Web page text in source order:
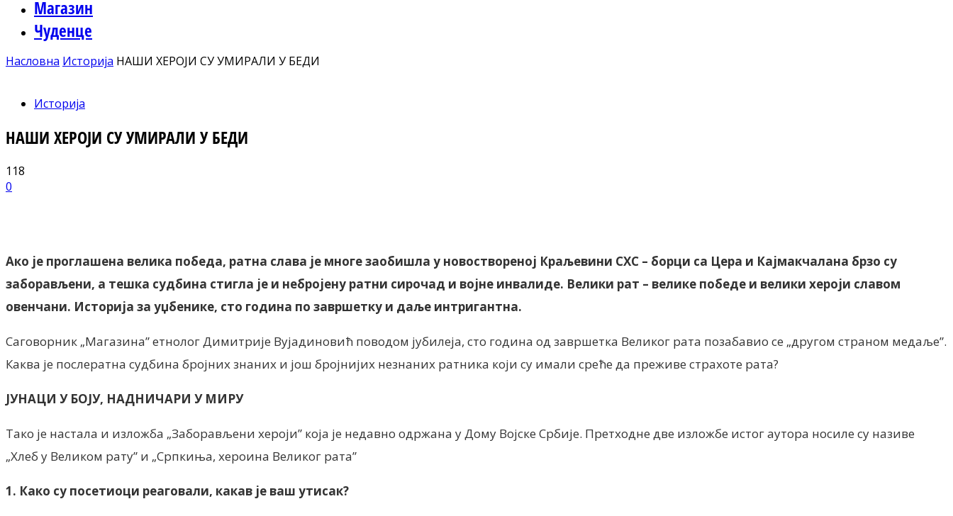
Магазин
Чуденце
Насловна Историја НАШИ ХЕРОЈИ СУ УМИРАЛИ У БЕДИ
Историја
НАШИ ХЕРОЈИ СУ УМИРАЛИ У БЕДИ
118
0
Ако је проглашена велика победа, ратна слава је многе заобишла у новоствореној Краљевини СХС – борци са Цера и Кајмакчалана брзо су
заборављени, а тешка судбина стигла је и небројену ратни сирочад и војне инвалиде. Велики рат – велике победе и велики хероји славом
овенчани. Историја за уџбенике, сто година по завршетку и даље интригантна.
Саговорник „Магазина” етнолог Димитрије Вујадиновић поводом јубилеја, сто година од завршетка Великог рата позабавио се „другом страном медаље”.
Каква је послератна судбина бројних знаних и још бројнијих незнаних ратника који су имали среће да преживе страхоте рата?
ЈУНАЦИ У БОЈУ, НАДНИЧАРИ У МИРУ
Тако је настала и изложба „Заборављени хероји” која је недавно одржана у Дому Војске Србије. Претходне две изложбе истог аутора носиле су називе
„Хлеб у Великом рату” и „Српкиња, хероина Великог рата”
1. Како су посетиоци реаговали, какав је ваш утисак?